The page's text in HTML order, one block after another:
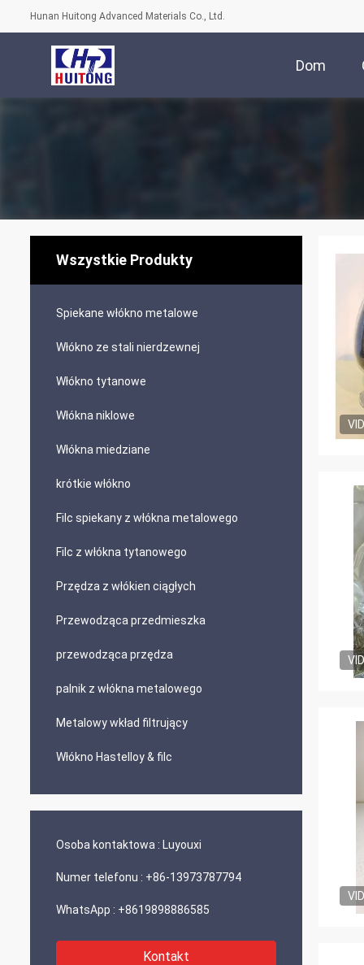
Hunan Huitong Advanced Materials Co., Ltd.
Dom
Wszystkie Produkty
Spiekane włókno metalowe
Włókno ze stali nierdzewnej
Włókno tytanowe
Włókna niklowe
Włókna miedziane
krótkie włókno
Filc spiekany z włókna metalowego
Filc z włókna tytanowego
Przędza z włókien ciągłych
Przewodząca przedmieszka
przewodząca przędza
palnik z włókna metalowego
Metalowy wkład filtrujący
Włókno Hastelloy & filc
Osoba kontaktowa : Luyouxi
Numer telefonu : +86-13973787794
WhatsApp : +8619898886585
Kontakt